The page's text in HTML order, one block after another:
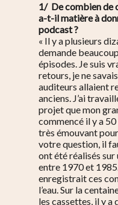
1/ De combien de
a-t-il matière à
podcast ?
« Il y a plusieurs
demande
épisodes. Je suis
retours, je ne
auditeurs allaient
anciens. J’ai
projet que mon
commencé il y a
très émouvant
votre question, il
ont été réalisés
entre 1970 et
enregistrait ces
l’eau. Sur la
les cassettes, il y a